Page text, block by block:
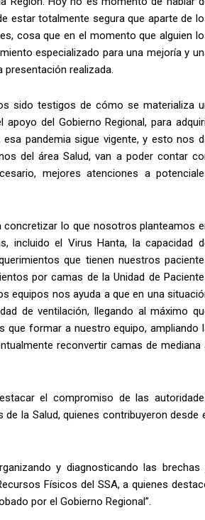
estar totalmente segura que aparte de
cosa que en el momento que alguien
especializado para una mejoría y
presentación realizada.
sido testigos de cómo se materializa
del Gobierno Regional, para
pandemia sigue vigente, y esto nos
del área Salud, van a poder contar
mejores atenciones a
concretizar lo que nosotros planteamos
incluido el Virus Hanta, la capacidad
que tienen nuestros
por camas de la Unidad de
equipos nos ayuda a que en una
de ventilación, llegando al máximo
que formar a nuestro equipo, ampliando
reconvertir camas de mediana
el compromiso de las
la Salud, quienes contribuyeron desde
y diagnosticando las brechas
Físicos del SSA, a quienes
por el Gobierno Regional”.